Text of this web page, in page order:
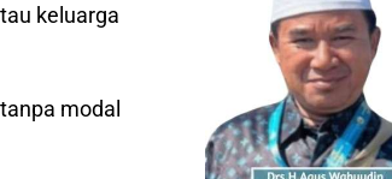
keluarga
modal